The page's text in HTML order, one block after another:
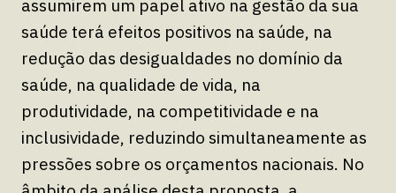
assumirem um papel ativo na gestão da sua
saúde terá efeitos positivos na saúde, na
redução das desigualdades no domínio da
saúde, na qualidade de vida, na
produtividade, na competitividade e na
inclusividade, reduzindo simultaneamente as
pressões sobre os orçamentos nacionais. No